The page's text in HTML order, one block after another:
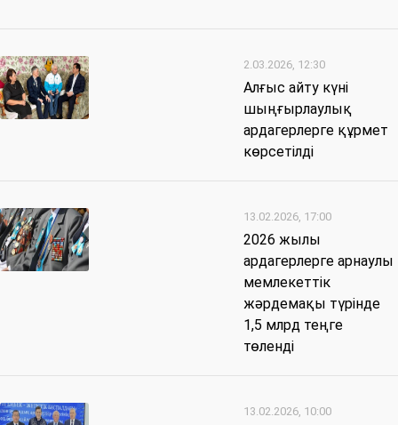
2.03.2026, 12:30
Алғыс айту күні
шыңғырлаулық
ардагерлерге құрмет
көрсетілді
13.02.2026, 17:00
2026 жылы
ардагерлерге арнаулы
мемлекеттік
жәрдемақы түрінде
1,5 млрд теңге
төленді
13.02.2026, 10:00